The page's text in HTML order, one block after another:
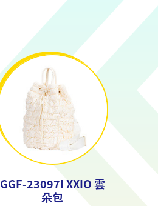
GGF-23097I XXIO 雲
朵包